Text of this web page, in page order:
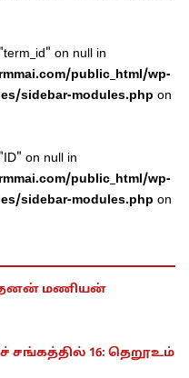
on null in
public_html/wp-
sidebar-modules.php on
on null in
public_html/wp-
sidebar-modules.php on
மணியன்
சங்கத்தில் 16: தெறூஉம்